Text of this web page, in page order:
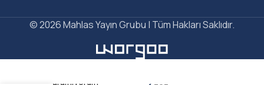
© 2026 Mahlas Yayın Grubu | Tüm Hakları Saklıdır.
Başaramıyorum